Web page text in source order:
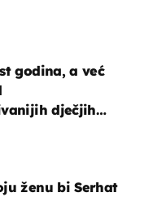
godina, a već
dječjih
ženu bi Serhat